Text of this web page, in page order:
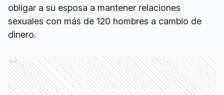
obligar a su esposa a mantener relaciones
sexuales con más de 120 hombres a cambio de
dinero.
Ads